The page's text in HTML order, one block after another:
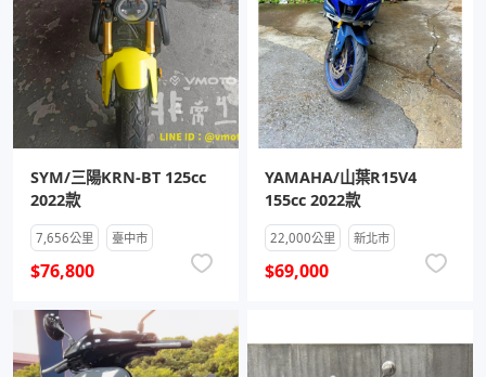
SYM/三陽KRN-BT 125cc
2022款
7,656公里 臺中市
$76,800
YAMAHA/山葉R15V4
155cc 2022款
22,000公里 新北市
$69,000